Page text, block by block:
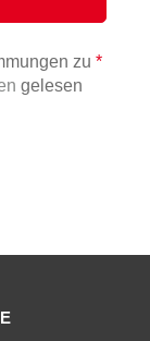
zu *
gelesen